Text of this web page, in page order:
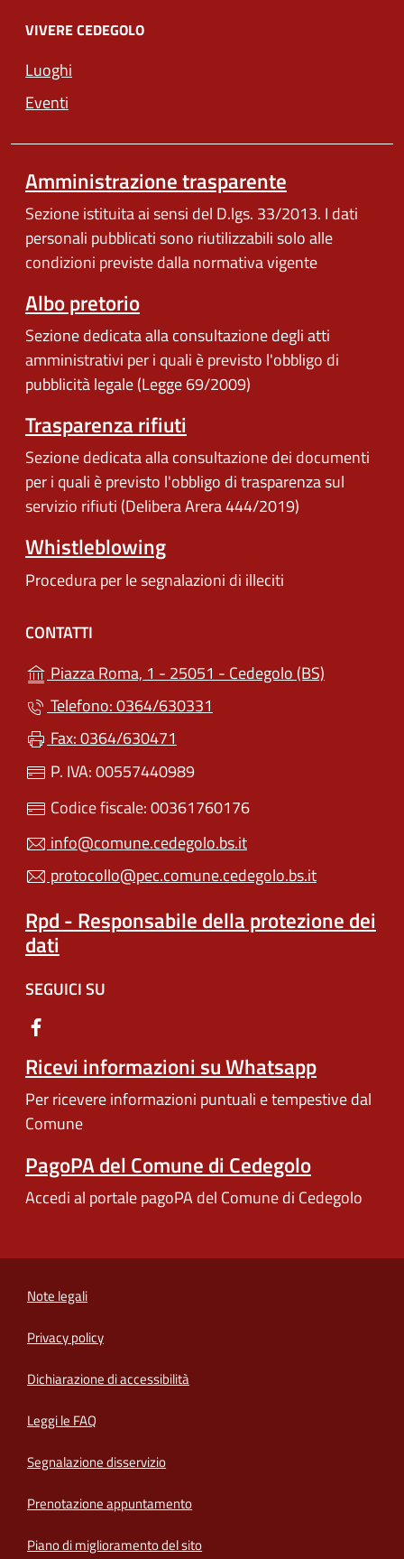
VIVERE CEDEGOLO
Luoghi
Eventi
Amministrazione trasparente
Sezione istituita ai sensi del D.lgs. 33/2013. I dati
personali pubblicati sono riutilizzabili solo alle
condizioni previste dalla normativa vigente
Albo pretorio
Sezione dedicata alla consultazione degli atti
amministrativi per i quali è previsto l'obbligo di
pubblicità legale (Legge 69/2009)
Trasparenza rifiuti
Sezione dedicata alla consultazione dei documenti
per i quali è previsto l'obbligo di trasparenza sul
servizio rifiuti (Delibera Arera 444/2019)
Whistleblowing
Procedura per le segnalazioni di illeciti
CONTATTI
Piazza Roma, 1 - 25051 - Cedegolo (BS)
Telefono: 0364/630331
Fax: 0364/630471
P. IVA: 00557440989
Codice fiscale: 00361760176
info@comune.cedegolo.bs.it
protocollo@pec.comune.cedegolo.bs.it
Rpd - Responsabile della protezione dei
dati
SEGUICI SU
Ricevi informazioni su Whatsapp
Per ricevere informazioni puntuali e tempestive dal
Comune
PagoPA del Comune di Cedegolo
Accedi al portale pagoPA del Comune di Cedegolo
Note legali
Privacy policy
Dichiarazione di accessibilità
Leggi le FAQ
Segnalazione disservizio
Prenotazione appuntamento
Piano di miglioramento del sito